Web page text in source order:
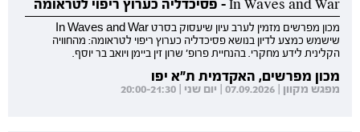
In Waves and War - פסיכדליה כערוץ ריפוי לטראומה
מכון מפרשים מזמין לערב עיון שיעסוק בסרט In Waves and War
שישמש כמצע לדיון בנושא פסיכדליה כערוץ ריפוי לטראומה: מהחוויה
הקלינית לידע מחקרי. בהנחיית פרופ' שרון זין ביימן ויואב בר יוסף.
מכון מפרשים, האקדמית ת"א יפו
מפגש מקוון | 07.09.2026 | יום שני | 20:00-21:30